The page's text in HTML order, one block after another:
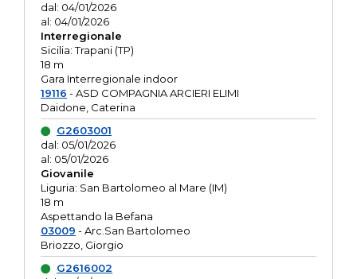
dal: 04/01/2026
al: 04/01/2026
Interregionale
Sicilia: Trapani (TP)
18 m
Gara Interregionale indoor
19116 - ASD COMPAGNIA ARCIERI ELIMI
Daidone, Caterina
G2603001
dal: 05/01/2026
al: 05/01/2026
Giovanile
Liguria: San Bartolomeo al Mare (IM)
18 m
Aspettando la Befana
03009 - Arc.San Bartolomeo
Briozzo, Giorgio
G2616002